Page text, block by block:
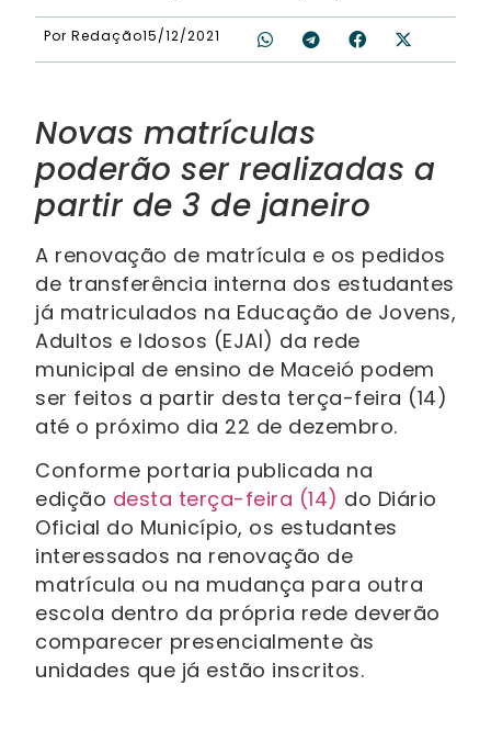
Por Redação15/12/2021
Novas matrículas
poderão ser realizadas a
partir de 3 de janeiro
A renovação de matrícula e os pedidos
de transferência interna dos estudantes
já matriculados na Educação de Jovens,
Adultos e Idosos (EJAI) da rede
municipal de ensino de Maceió podem
ser feitos a partir desta terça-feira (14)
até o próximo dia 22 de dezembro.
Conforme portaria publicada na
edição desta terça-feira (14) do Diário
Oficial do Município, os estudantes
interessados na renovação de
matrícula ou na mudança para outra
escola dentro da própria rede deverão
comparecer presencialmente às
unidades que já estão inscritos.